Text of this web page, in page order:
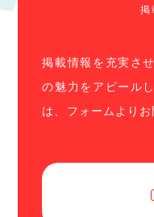
掲
掲載情報を充実さ
の魅力をアピール
は、フォームよりお